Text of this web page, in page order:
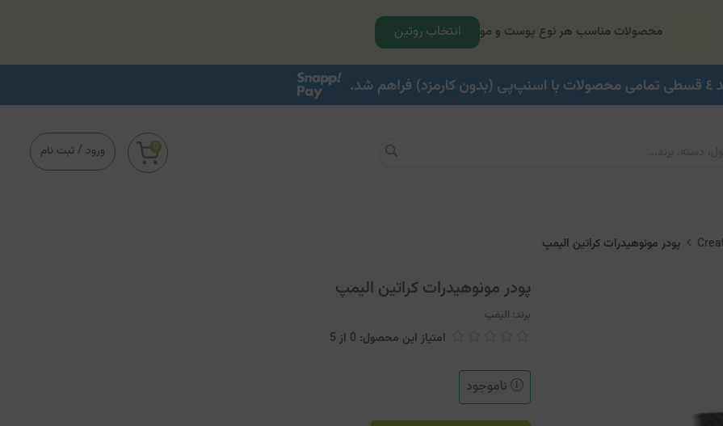
محصولات مناسب هر نوع پوست و مو انتخاب روتین
ورود / ثبت نام 0
پودر مونوهیدرات کراتین الیمپ
پودر مونوهیدرات کراتین الیمپ
برند: الیمپ
امتیاز این محصول: 0 از 5
ناموجود